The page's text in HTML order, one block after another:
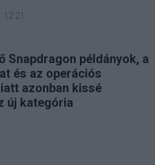
Snapdragon példányok, a
és az operációs
azonban kissé
új kategória